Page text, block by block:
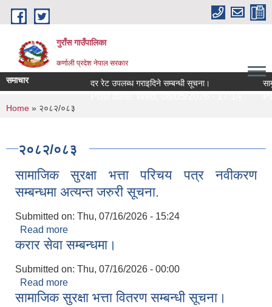
Skip to main content
गुराँस गाउँपालिका
कर्णाली प्रदेश नेपाल सरकार
समाचार दर रेट उपलब्ध गराइदिने सम्बन्धी सूचना।
You are here
Home » २०८२/०८३
२०८२/०८३
सामाजिक सुरक्षा भत्ता परिचय पत्र नवीकरण
सम्बन्धमा अत्यन्त जरुरी सूचना.
Submitted on: Thu, 07/16/2026 - 15:24
Read more
सम्बन्धमा अत्यन्त जरुरी सूचना.
करार सेवा सम्बन्धमा।
Submitted on: Thu, 07/16/2026 - 00:00
Read more
सामाजिक सुरक्षा भत्ता वितरण सम्बन्धी सूचना।